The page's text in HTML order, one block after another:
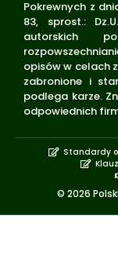
Pokrewnych z
83, sprost.:
autorskich
opisów w celach
zabronione i
podlega karze.
odpowiednich
© 2026
Standardy